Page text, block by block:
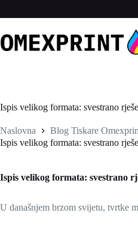
Ispis velikog formata: svestrano
Naslovna
Blog Tiskare
Ispis velikog formata: svestrano
Ispis velikog formata: svestrano
U današnjem brzom svijetu, tvrtke